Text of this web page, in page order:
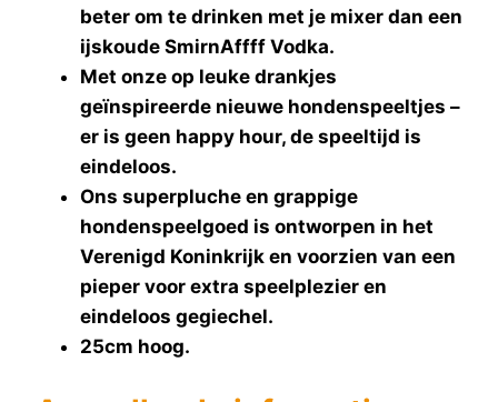
beter om te drinken met je mixer dan een
ijskoude SmirnAffff Vodka.
Met onze op leuke drankjes
geïnspireerde nieuwe hondenspeeltjes –
er is geen happy hour, de speeltijd is
eindeloos.
Ons superpluche en grappige
hondenspeelgoed is ontworpen in het
Verenigd Koninkrijk en voorzien van een
pieper voor extra speelplezier en
eindeloos gegiechel.
25cm hoog.